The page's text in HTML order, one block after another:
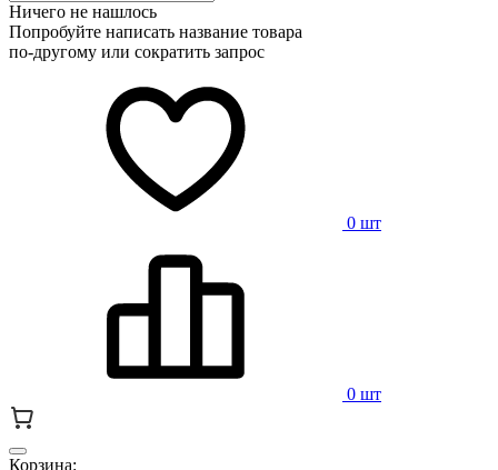
Ничего не нашлось
Попробуйте написать название товара
по-другому или сократить запрос
0 шт
0 шт
Корзина: